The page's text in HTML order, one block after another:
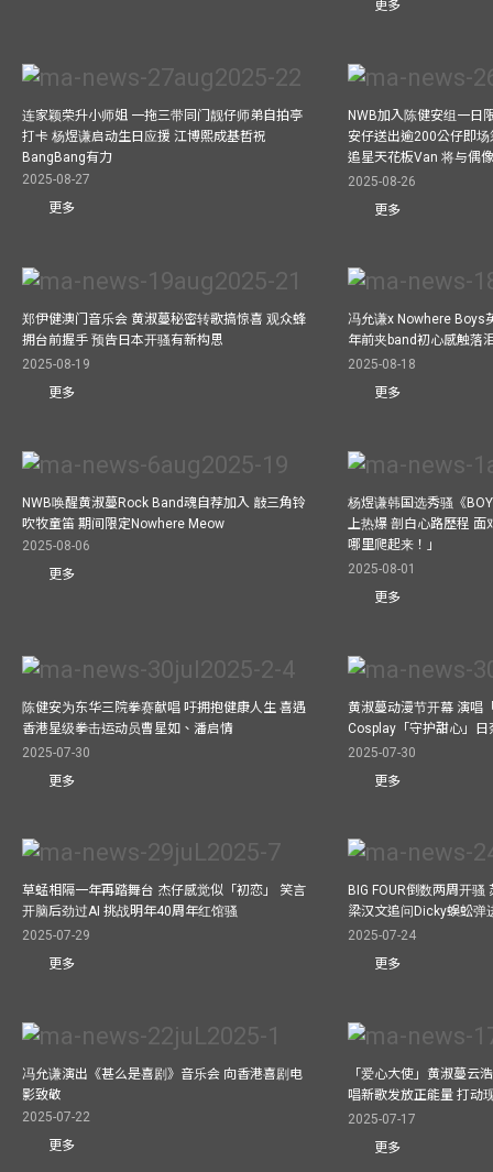
更多
连家颖荣升小师姐 一拖三带同门靓仔师弟自拍亭
打卡 杨煜谦启动生日应援 江博熙成基哲祝
BangBang有力
2025-08-27
更多
NWB加入陈健安组一日
安仔送出逾200公仔即
追星天花板Van 将与偶
2025-08-26
更多
郑伊健澳门音乐会 黄淑蔓秘密转歌搞惊喜 观众蜂
拥台前握手 预告日本开骚有新构思
2025-08-19
更多
冯允谦x Nowhere Boys
年前夹band初心感触落
2025-08-18
更多
NWB唤醒黄淑蔓Rock Band魂自荐加入 敲三角铃
吹牧童笛 期间限定Nowhere Meow
2025-08-06
更多
杨煜谦韩国选秀骚《
上热爆 剖白心路歷程 面
哪里爬起来！」
2025-08-01
更多
陈健安为东华三院拳赛献唱 吁拥抱健康人生 喜遇
香港星级拳击运动员曹星如、潘启情
2025-07-30
更多
黄淑蔓动漫节开幕 演唱
Cosplay「守护甜心」
2025-07-30
更多
草蜢相隔一年再踏舞台 杰仔感觉似「初恋」 笑言
开脑后劲过AI 挑战明年40周年红馆骚
2025-07-29
更多
BIG FOUR倒数两周开
梁汉文追问Dicky蜈蚣弹
2025-07-24
更多
冯允谦演出《甚么是喜剧》音乐会 向香港喜剧电
影致敬
2025-07-22
更多
「爱心大使」黄淑蔓云
唱新歌发放正能量 打动
2025-07-17
更多